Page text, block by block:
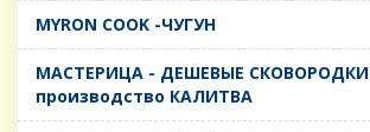
MYRON COOK -ЧУГУН
MАСТЕРИЦА - ДЕШЕВЫЕ СКОВОРОДКИ
производство КАЛИТВА